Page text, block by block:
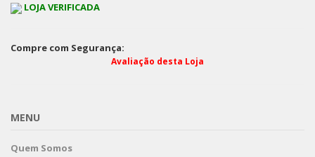
LOJA VERIFICADA
Compre com Segurança:
Avaliação desta Loja
MENU
Quem Somos